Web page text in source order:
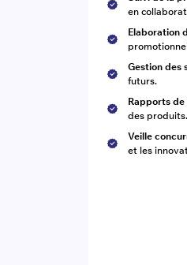
en
Elaboration
Gestion des
futurs.
Rapports
des produits.
Veille
et les